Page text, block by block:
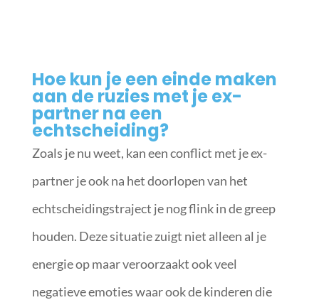
Hoe kun je een einde maken
aan de ruzies met je ex-
partner na een
echtscheiding?
Zoals je nu weet, kan een conflict met je ex-
partner je ook na het doorlopen van het
echtscheidingstraject je nog flink in de greep
houden. Deze situatie zuigt niet alleen al je
energie op maar veroorzaakt ook veel
negatieve emoties waar ook de kinderen die